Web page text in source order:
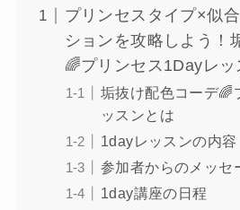
プリンセスタイプ×似
ションを攻略しよう！
🌈プリンセス1Dayレッ
垢抜け配色コーデ🌈
ッスンとは
1dayレッスンの内容
参加者からのメッセ
1day講座の日程